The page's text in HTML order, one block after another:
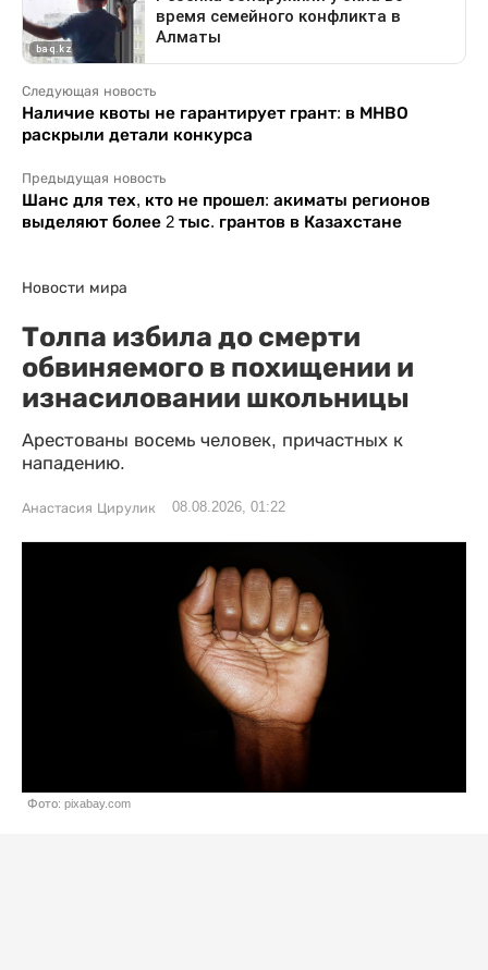
Следующая новость
Наличие квоты не гарантирует грант: в МНВО
раскрыли детали конкурса
Предыдущая новость
Шанс для тех, кто не прошел: акиматы регионов
выделяют более 2 тыс. грантов в Казахстане
Новости мира
Толпа избила до смерти
обвиняемого в похищении и
изнасиловании школьницы
Арестованы восемь человек, причастных к
нападению.
Анастасия Цирулик 08.08.2026, 01:22
Фото: pixabay.com